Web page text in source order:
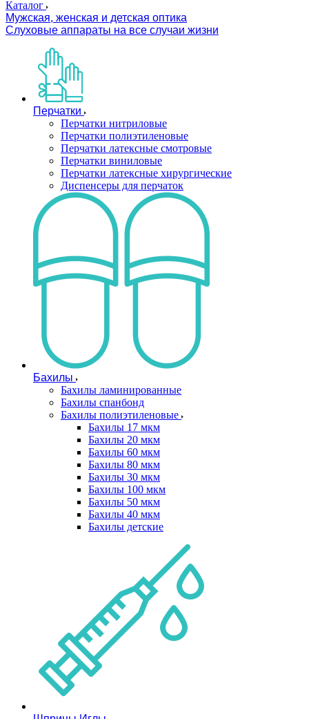
Каталог
Мужская, женская и детская оптика
Слуховые аппараты на все случаи жизни
Перчатки
Перчатки нитриловые
Перчатки полиэтиленовые
Перчатки латексные смотровые
Перчатки виниловые
Перчатки латексные хирургические
Диспенсеры для перчаток
Бахилы
Бахилы ламинированные
Бахилы спанбонд
Бахилы полиэтиленовые
Бахилы 17 мкм
Бахилы 20 мкм
Бахилы 60 мкм
Бахилы 80 мкм
Бахилы 30 мкм
Бахилы 100 мкм
Бахилы 50 мкм
Бахилы 40 мкм
Бахилы детские